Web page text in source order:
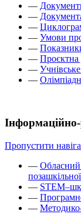
—
—
—
— Умови
—
— Проєктна
—
—
Пропустити
— Обласний
—
—
— Методико-